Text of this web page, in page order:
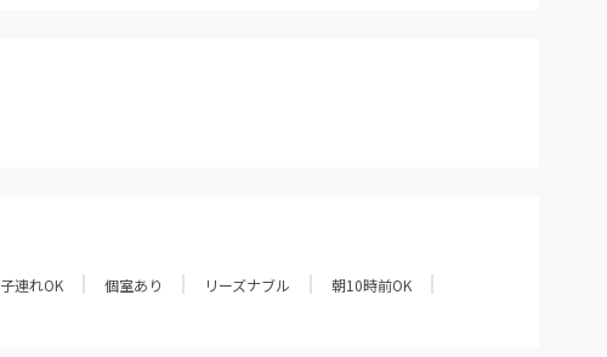
子連れOK 個室あり リーズナブル
朝10時前OK